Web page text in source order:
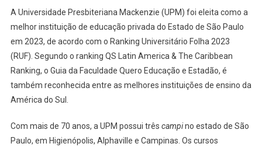
A Universidade Presbiteriana Mackenzie (UPM) foi eleita como a
melhor instituição de educação privada do Estado de São Paulo
em 2023, de acordo com o Ranking Universitário Folha 2023
(RUF). Segundo o ranking QS Latin America & The Caribbean
Ranking, o Guia da Faculdade Quero Educação e Estadão, é
também reconhecida entre as melhores instituições de ensino da
América do Sul.
Com mais de 70 anos, a UPM possui três campino estado de São
Paulo, em Higienópolis, Alphaville e Campinas. Os cursos